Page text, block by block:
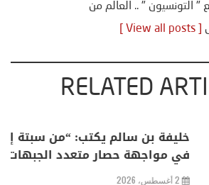
" التونسيون " .. العالم من
RELATED
حول: التغيرات المناخية: اكثر
.. تحول اجتماعي وحضاري (
)